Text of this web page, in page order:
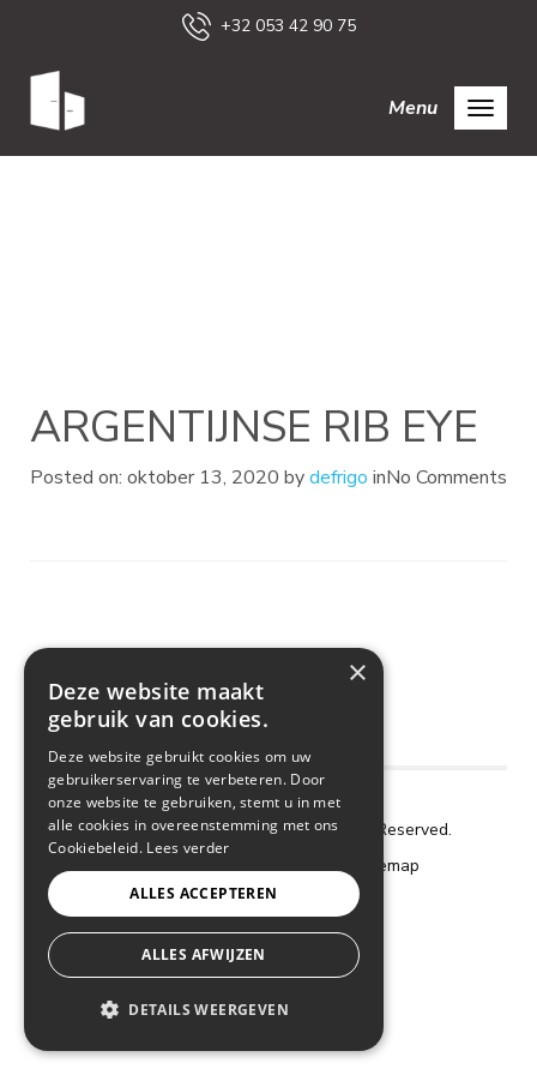
+32 053 42 90 75
Menu
ARGENTIJNSE RIB EYE
Posted on: oktober 13, 2020 bydefrigo inNo Comments
Copyright © 2018 De Frigo. All Rights Reserved.
Cookie Policy–Privacy Policy–
Sitemap
webdesign by conversal
×
Deze website maakt
gebruik van cookies.
Deze website gebruikt cookies om uw
gebruikerservaring te verbeteren. Door
onze website te gebruiken, stemt u in met
alle cookies in overeenstemming met ons
Cookiebeleid. Lees verder
ALLES ACCEPTEREN
ALLES AFWIJZEN
DETAILS WEERGEVEN
STRIKT NOODZAKELIJK